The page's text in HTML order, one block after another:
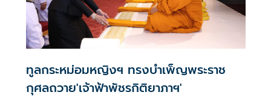
ทูลกระหม่อมหญิงฯ ทรงบำเพ็ญพระราช
กุศลถวาย'เจ้าฟ้าพัชรกิติยาภาฯ'